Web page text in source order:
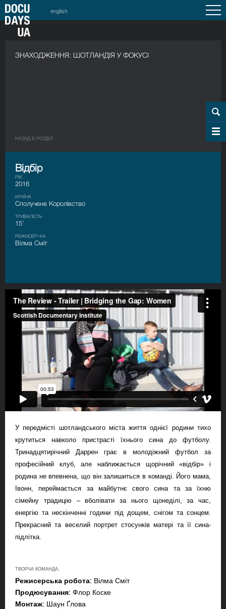
english
ЗНАХОДЖЕННЯ: ШОТЛАНДІЯ У ФОКУСІ
НАЗАД В РОЗДIЛ
Відбір
РІК
2016
КРАЇНА
Сполучене Королівство
ТРИВАЛІСТЬ
15’
РЕЖИСЕР/-КА
Вілма Сміт
У передмісті шотландського міста життя однієї родини тихо
крутиться навколо пристрасті їхнього сина до футболу.
Тринадцятирічний Даррен грає в молодіжний футбол за
професійний клуб, але наближається щорічний «відбір» і
родина не впевнена, що він залишиться в команді. Його мама,
Івонн, переймається за майбутнє свого сина та за їхню
сімейну традицію– вболівати за нього щонеділі, за час,
енергію та нескінченні години під дощем, снігом та сонцем.
Прекрасний та веселий портрет стосунків матері та її сина-
підлітка.
ТВОРЧА КОМАНДА:
Режисерська робота: Вілма Сміт
Продюсування: Флор Коске
Монтаж: Шаун Ґлова